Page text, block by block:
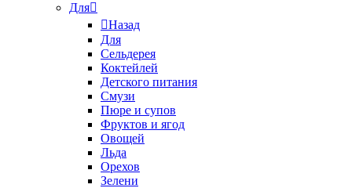
Для
Назад
Для
Сельдерея
Коктейлей
Детского питания
Смузи
Пюре и супов
Фруктов и ягод
Овощей
Льда
Орехов
Зелени